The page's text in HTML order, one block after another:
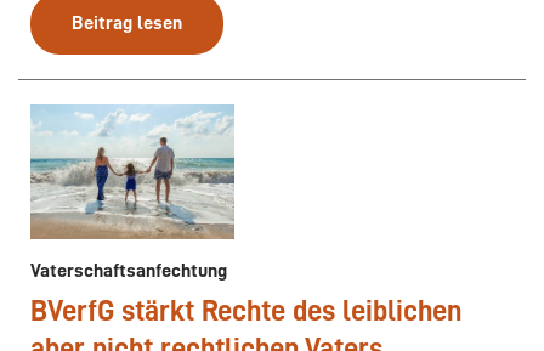
Beitrag lesen
Vaterschaftsanfechtung
BVerfG stärkt Rechte des leiblichen